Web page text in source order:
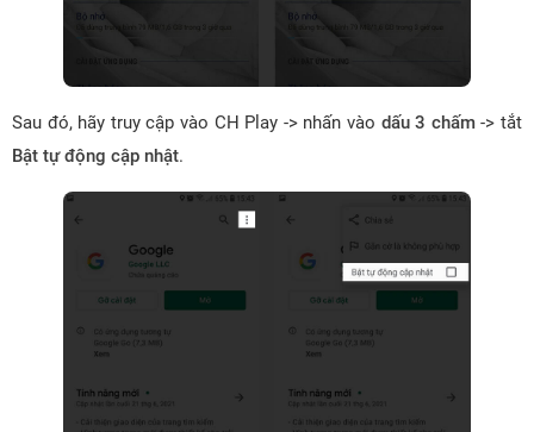
Sau đó, hãy truy cập vào CH Play -> nhấn vào dấu 3 chấm-> tắt
Bật tự động cập nhật.